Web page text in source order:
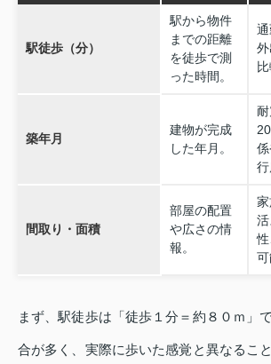
駅徒歩（分）
駅から物件
までの距離
を徒歩で測
った時間。
比
築年月
建物が完成
した年月。
行
間取り・面積
部屋の配置
や広さの情
報。
可
まず、駅徒歩は「徒歩１分＝約８０ｍ」
合が多く、実際に歩いた感覚と異なるこ